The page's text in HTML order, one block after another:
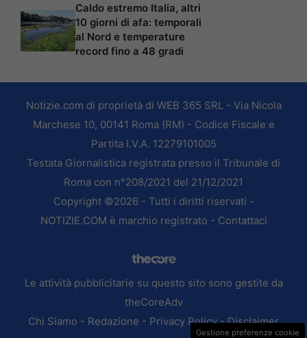
Caldo estremo Italia, altri
10 giorni di afa: temporali
al Nord e temperature
record fino a 48 gradi
Notizie.com di proprietà di WEB 365 SRL - Via Nicola
Marchese 10, 00141 Roma (RM) - Codice Fiscale e
Partita I.V.A. 12279101005
Testata Giornalistica registrata presso il Tribunale di
Roma con n°208/2021 del 21/12/2021
Copyright ©2026 - Tutti i diritti riservati -
NOTIZIE.COM è marchio registrato - Contattaci
Le attività pubblicitarie su questo sito sono gestite da
theCoreAdv
Chi Siamo - Redazione - Privacy Policy-Disclaimer
Gestione preferenze cookie